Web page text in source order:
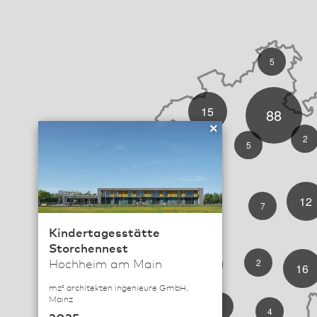
2
12
7
5
5
15 88
18
33 2
4
16
Kindertagesstätte
Storchennest
Hochheim am Main
mz³ architekten ingenieure GmbH,
Mainz
×